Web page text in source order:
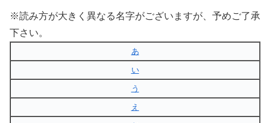
※読み方が大きく異なる名字がございますが、予めご了承
下さい。
あ
い
う
え